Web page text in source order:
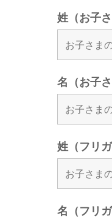
姓（お子さ
名（お子さ
姓（フリガ
名（フリガ